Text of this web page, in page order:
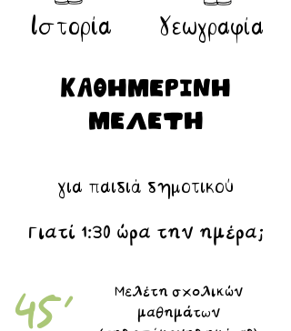
Ιστορία Γεωγραφία
ΚΑΘΗΜΕΡΙΝΗ
ΜΕΛΕΤΗ
για παιδιά δημοτικού
Γιατί 1:30 ώρα την ημέρα;
45'
Μελέτη σχολικών
μαθημάτων